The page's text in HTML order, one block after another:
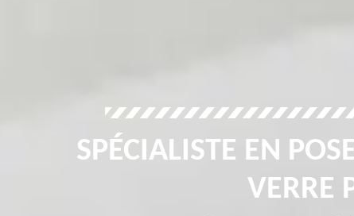
SPÉCIALISTE EN
VERRE